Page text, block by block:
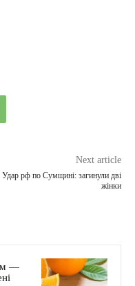
Next article
Удар рф по Сумщині: загинули дві
жінки
—